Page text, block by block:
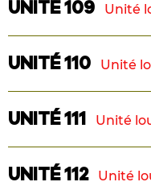
Superficie :
3 1/2
Superficie :
UNITÉ 109 Unité
Logement
3 1/2
Superficie :
UNITÉ 110 Unité
Maison de ville
3 chambres
UNITÉ 111 Unité
Maison de ville
UNITÉ 112 Unité